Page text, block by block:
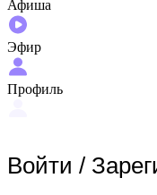
Афиша
Эфир
Профиль
Войти /